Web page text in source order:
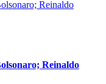
Reinaldo